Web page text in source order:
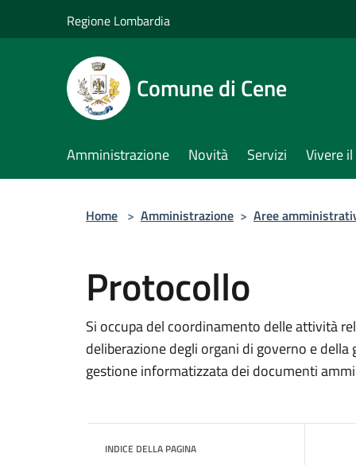
Regione Lombardia
Comune di Cene
Amministrazione Novità Servizi Vivere
Home > Amministrazione > Aree
Protocollo
Si occupa del coordinamento delle attività
deliberazione degli organi di governo e
gestione informatizzata dei documenti
INDICE DELLA PAGINA